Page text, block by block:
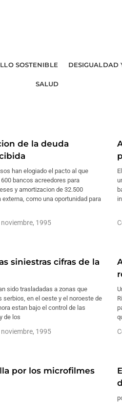
SOSTENIBLE DESIGUALDAD
SALUD
de la deuda
han elogiado el pacto al que
bancos acreedores para
y amortizacion de 32.500
como una oportunidad para
1995
siniestras cifras de la
sido trasladadas a zonas que
serbios, en el oeste y el noroeste de
estan bajo el control de las
de los
1995
por los microfilmes